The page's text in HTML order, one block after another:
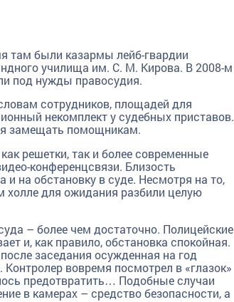
там были казармы лейб-гвардии
училища им. С. М. Кирова. В 2008-м
под нужды правосудия.
сотрудников, площадей для
некомплект у судебных приставов.
замещать помощникам.
решетки, так и более современные
конференцсвязи. Близость
на обстановку в суде. Несмотря на то,
холле для ожидания разбили целую
– более чем достаточно. Полицейские
и, как правило, обстановка спокойная.
заседания осужденная на год
вовремя посмотрел в «глазок»
предотвратить… Подобные случаи
в камерах – средство безопасности, а